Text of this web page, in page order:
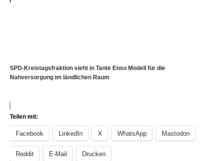
SPD-Kreistagsfraktion sieht in Tante Enso Modell für die
Nahversorgung im ländlichen Raum
Teilen mit:
Facebook LinkedIn X WhatsApp Mastodon
Reddit E-Mail Drucken